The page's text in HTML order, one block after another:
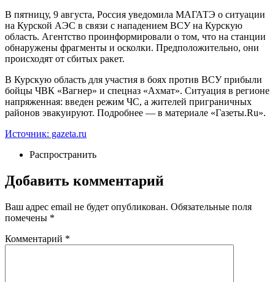
В пятницу, 9 августа, Россия уведомила МАГАТЭ о ситуации
на Курской АЭС в связи с нападением ВСУ на Курскую
область. Агентство проинформировали о том, что на станции
обнаружены фрагменты и осколки. Предположительно, они
происходят от сбитых ракет.
В Курскую область для участия в боях против ВСУ прибыли
бойцы ЧВК «Вагнер» и спецназ «Ахмат». Ситуация в регионе
напряженная: введен режим ЧС, а жителей приграничных
районов эвакуируют. Подробнее — в материале «Газеты.Ru».
Источник: gazeta.ru
Распространить
Добавить комментарий
Ваш адрес email не будет опубликован. Обязательные поля
помечены *
Комментарий *